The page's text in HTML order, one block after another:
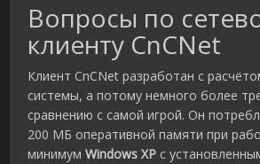
Вопросы по
клиенту CnCNet
Клиент CnCNet разработан с
системы, а потому немного более
сравнению с самой игрой. Он
200 МБ оперативной памяти при
минимумWindows XP с